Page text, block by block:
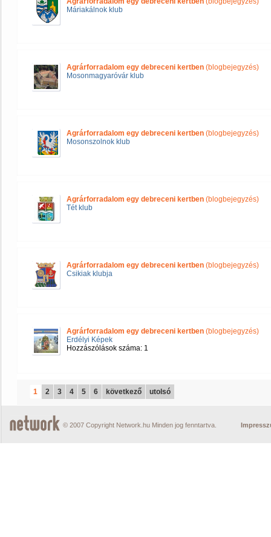
Máriakálnok klub
Agrárforradalom egy debreceni kertben (blogbejegyzés)
Mosonmagyaróvár klub
Agrárforradalom egy debreceni kertben (blogbejegyzés)
Mosonszolnok klub
Agrárforradalom egy debreceni kertben (blogbejegyzés)
Tét klub
Agrárforradalom egy debreceni kertben (blogbejegyzés)
Csikiak klubja
Agrárforradalom egy debreceni kertben (blogbejegyzés)
Erdélyi Képek
Hozzászólások száma: 1
1 2 3 4 5 6 következő utolsó
© 2007 Copyright Network.hu Minden jog fenntartva.